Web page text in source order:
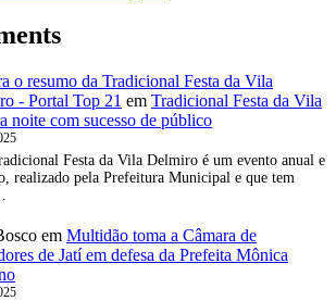
o resumo da Tradicional Festa da Vila
- Portal Top 21 em Tradicional Festa da Vila
noite com sucesso de público
Festa da Vila Delmiro é um evento anual e
realizado pela Prefeitura Municipal e que tem
em Multidão toma a Câmara de
de Jatí em defesa da Prefeita Mônica